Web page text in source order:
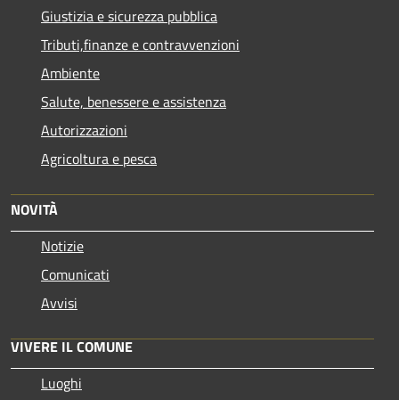
Giustizia e sicurezza pubblica
Tributi,finanze e contravvenzioni
Ambiente
Salute, benessere e assistenza
Autorizzazioni
Agricoltura e pesca
NOVITÀ
Notizie
Comunicati
Avvisi
VIVERE IL COMUNE
Luoghi